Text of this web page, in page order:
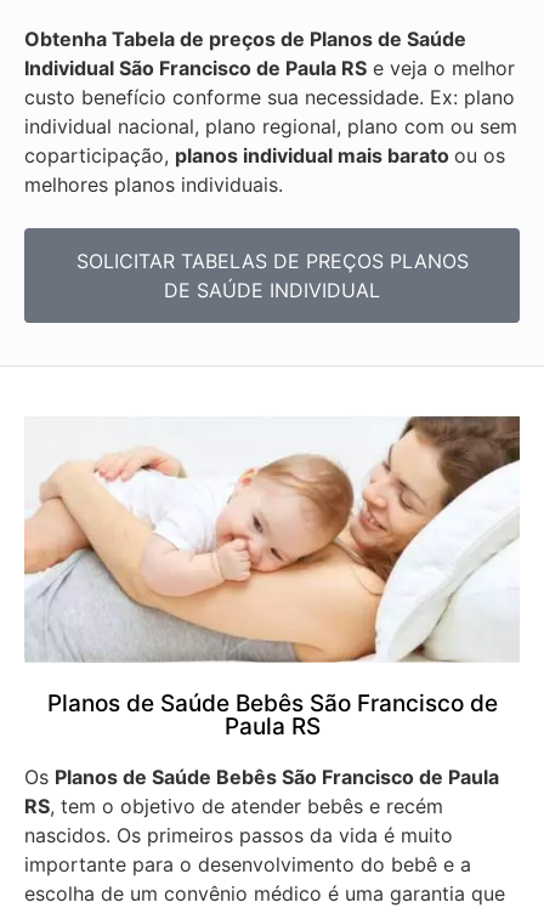
Obtenha Tabela de preços de Planos de Saúde
Individual São Francisco de Paula RS e veja o melhor
custo benefício conforme sua necessidade. Ex: plano
individual nacional, plano regional, plano com ou sem
coparticipação, planos individual mais barato ou os
melhores planos individuais.
SOLICITAR TABELAS DE PREÇOS PLANOS
DE SAÚDE INDIVIDUAL
Planos de Saúde Bebês São Francisco de
Paula RS
Os Planos de Saúde Bebês São Francisco de Paula
RS, tem o objetivo de atender bebês e recém
nascidos. Os primeiros passos da vida é muito
importante para o desenvolvimento do bebê e a
escolha de um convênio médico é uma garantia que